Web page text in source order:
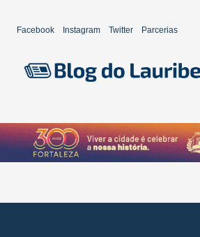
Facebook Instagram Twitter Parcerias